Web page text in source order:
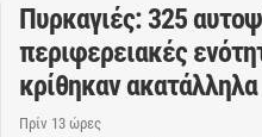
Πυρκαγιές: 325
περιφερειακές
κρίθηκαν ακατάλληλα
Πρίν 13 ώρες